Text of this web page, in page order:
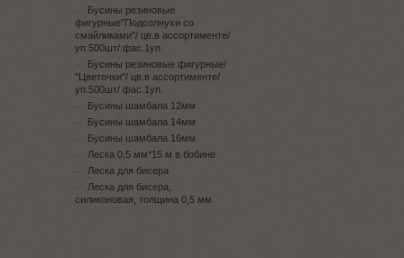
Бусины резиновые
фигурные"Подсолнухи со
смайликами"/ цв.в ассортименте/
уп.500шт/ фас.1уп.
Бусины резиновые фигурные/
"Цветочки"/ цв.в ассортименте/
уп.500шт/ фас.1уп.
Бусины шамбала 12мм
Бусины шамбала 14мм
Бусины шамбала 16мм
Леска 0,5 мм*15 м в бобине
Леска для бисера
Леска для бисера,
силиконовая, толщина 0,5 мм